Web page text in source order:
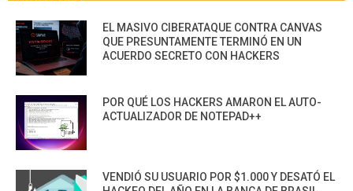
EL MASIVO CIBERATAQUE CONTRA CANVAS
QUE PRESUNTAMENTE TERMINÓ EN UN
ACUERDO SECRETO CON HACKERS
POR QUÉ LOS HACKERS AMARON EL AUTO-
ACTUALIZADOR DE NOTEPAD++
VENDIÓ SU USUARIO POR $1.000 Y DESATÓ EL